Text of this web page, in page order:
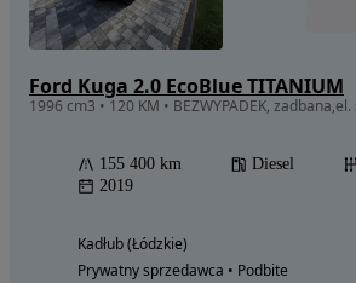
Ford Kuga 2.0 EcoBlue TITANIUM
155 400 km Diesel
2019
Kadłub (Łódzkie)
Prywatny sprzedawca • Podbite